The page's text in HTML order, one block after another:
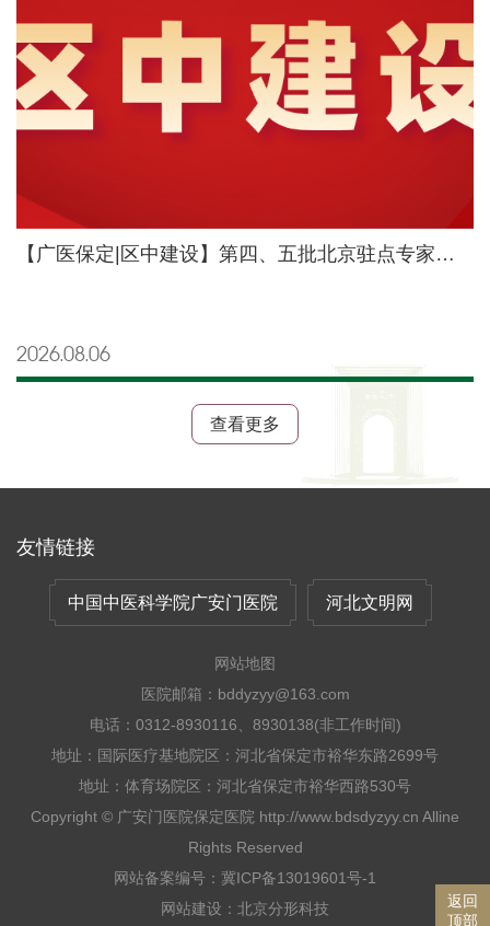
返回
顶部
【广医保定|区中建设】第四、五批北京驻点专家交接仪式暨国家区域医疗中心建设交流座谈会顺利举行
2026.0806
查看更多
友情链接
中国中医科学院广安门医院 河北文明网
网站地图
医院邮箱：bddyzyy@163.com
电话：0312-8930116、8930138(非工作时间)
地址：国际医疗基地院区：河北省保定市裕华东路2699号
地址：体育场院区：河北省保定市裕华西路530号
Copyright © 广安门医院保定医院 http://www.bdsdyzyy.cn Alline
Rights Reserved
网站备案编号：冀ICP备13019601号-1
网站建设 ： 北京分形科技